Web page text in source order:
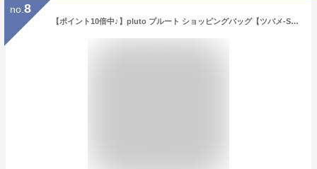
no. 8
【ポイント10倍中♪】pluto プルート ショッピングバッグ【ツバメ-Swallow-】おしゃれ 北欧雑貨 エコバッグ つばめ 燕 スワロー ザウィンド 海外 ブランド 可愛い スタイリッシュ シンプル かわいい